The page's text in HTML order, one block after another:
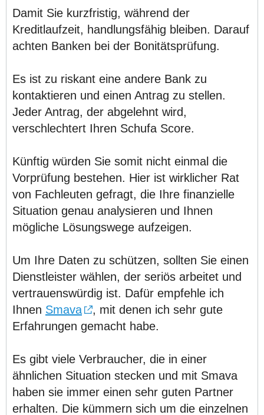
Damit Sie kurzfristig, während der
Kreditlaufzeit, handlungsfähig bleiben. Darauf
achten Banken bei der Bonitätsprüfung.
Es ist zu riskant eine andere Bank zu
kontaktieren und einen Antrag zu stellen.
Jeder Antrag, der abgelehnt wird,
verschlechtert Ihren Schufa Score.
Künftig würden Sie somit nicht einmal die
Vorprüfung bestehen. Hier ist wirklicher Rat
von Fachleuten gefragt, die Ihre finanzielle
Situation genau analysieren und Ihnen
mögliche Lösungswege aufzeigen.
Um Ihre Daten zu schützen, sollten Sie einen
Dienstleister wählen, der seriös arbeitet und
vertrauenswürdig ist. Dafür empfehle ich
Ihnen Smava
, mit denen ich sehr gute
Erfahrungen gemacht habe.
Es gibt viele Verbraucher, die in einer
ähnlichen Situation stecken und mit Smava
haben sie immer einen sehr guten Partner
erhalten. Die kümmern sich um die einzelnen